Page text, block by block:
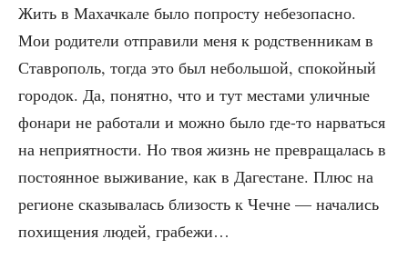
Жить в Махач­ка­ле было попро­сту небез­опас­но.
Мои роди­те­ли отпра­ви­ли меня к род­ствен­ни­кам в
Став­ро­поль, тогда это был неболь­шой, спо­кой­ный
горо­док. Да, понят­но, что и тут места­ми улич­ные
фона­ри не рабо­та­ли и мож­но было где-то нарвать­ся
на непри­ят­но­сти. Но твоя жизнь не пре­вра­ща­лась в
посто­ян­ное выжи­ва­ние, как в Даге­стане. Плюс на
реги­оне ска­зы­ва­лась бли­зость к Чечне — нача­лись
похи­ще­ния людей, грабежи…